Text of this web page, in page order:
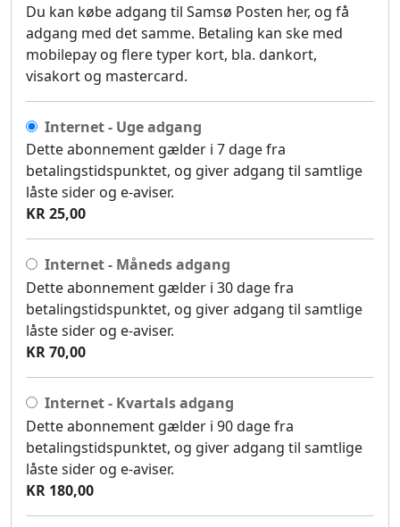
Du kan købe adgang til Samsø Posten her, og få
adgang med det samme. Betaling kan ske med
mobilepay og flere typer kort, bla. dankort,
visakort og mastercard.
Internet - Uge adgang
Dette abonnement gælder i 7 dage fra
betalingstidspunktet, og giver adgang til samtlige
låste sider og e-aviser.
KR 25,00
Internet - Måneds adgang
Dette abonnement gælder i 30 dage fra
betalingstidspunktet, og giver adgang til samtlige
låste sider og e-aviser.
KR 70,00
Internet - Kvartals adgang
Dette abonnement gælder i 90 dage fra
betalingstidspunktet, og giver adgang til samtlige
låste sider og e-aviser.
KR 180,00